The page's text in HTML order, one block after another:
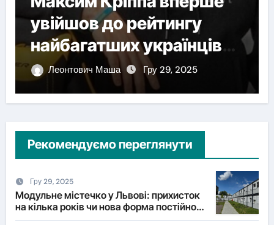
увійшов до рейтингу
найбагатших українців
NVЛеонтович Маша Гру 29, 2025
Рекомендуємо переглянути
Гру 29, 2025
Модульне містечко у Львові: прихисток
на кілька років чи нова форма постійного
житла?